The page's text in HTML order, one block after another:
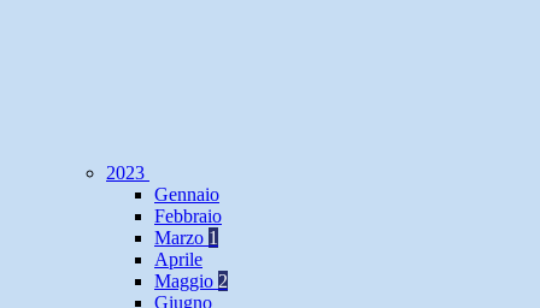
2023
Gennaio
Febbraio
Marzo 1
Aprile
Maggio 2
Giugno